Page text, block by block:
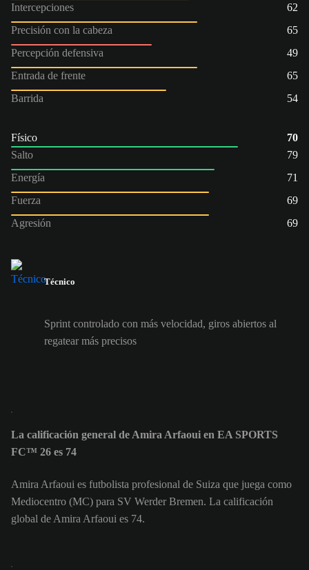
Intercepciones
62
Precisión con la cabeza
65
Percepción defensiva
49
Entrada de frente
65
Barrida
54
Físico
70
Salto
79
Energía
71
Fuerza
69
Agresión
69
Técnico
Sprint controlado con más velocidad, giros abiertos al
regatear más precisos
La calificación general de Amira Arfaoui en EA SPORTS
FC™ 26 es 74
Amira Arfaoui es futbolista profesional de Suiza que juega como
Mediocentro (MC) para SV Werder Bremen. La calificación
global de Amira Arfaoui es 74.